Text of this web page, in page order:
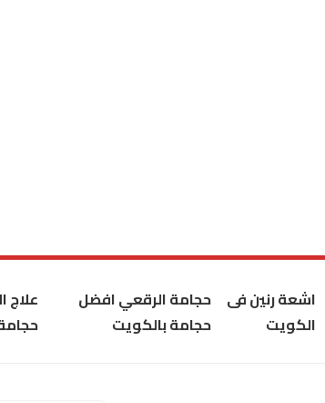
اشعة رنين فى
الكويت
حجامة الرقعي افضل
حجامة بالكويت
علاج